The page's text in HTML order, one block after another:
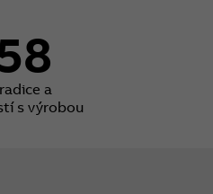
a
s výrobou